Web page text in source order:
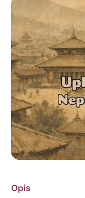
putovanja)
(Opcija
A)
2026
količina
Opis